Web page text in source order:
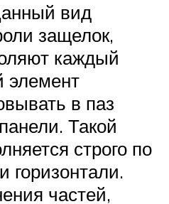
вид
защелок,
каждый
элемент
в паз
Такой
строго по
горизонтали.
частей,